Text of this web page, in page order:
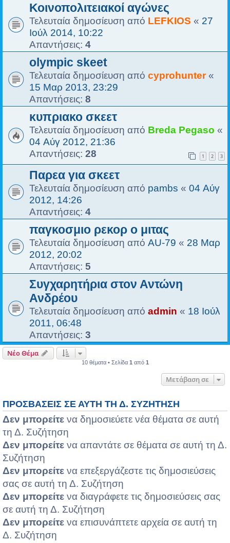
Κοινοπολιτειακοί αγώνες
Τελευταία δημοσίευση από LEFKIOS « 27
Ιούλ 2014, 10:22
Απαντήσεις: 4
olympic skeet
Τελευταία δημοσίευση από cyprohunter«
15 Μαρ 2013, 23:29
Απαντήσεις: 8
κυπριακο σκεετ
Τελευταία δημοσίευση από Breda Pegaso «
04 Αύγ 2012, 21:36
Απαντήσεις: 28 1 2 3
Παρεα για σκεετ
Τελευταία δημοσίευση από pambs « 04 Αύγ
2012, 14:26
Απαντήσεις: 4
παγκοσμιο ρεκορ ο μιτας
Τελευταία δημοσίευση από AU-79 « 28 Μαρ
2012, 20:02
Απαντήσεις: 5
Συγχαρητήρια στον Αντώνη
Ανδρέου
Τελευταία δημοσίευση από admin « 18 Ιούλ
2011, 06:48
Απαντήσεις: 3
Νέο Θέμα
10 θέματα • Σελίδα 1 από 1
Μετάβαση σε
ΠΡΟΣΒΆΣΕΙΣ ΣΕ ΑΥΤΉ ΤΗ Δ. ΣΥΖΉΤΗΣΗ
Δεν μπορείτε να δημοσιεύετε νέα θέματα σε αυτή
τη Δ. Συζήτηση
Δεν μπορείτε να απαντάτε σε θέματα σε αυτή τη Δ.
Συζήτηση
Δεν μπορείτε να επεξεργάζεστε τις δημοσιεύσεις
σας σε αυτή τη Δ. Συζήτηση
Δεν μπορείτε να διαγράφετε τις δημοσιεύσεις σας
σε αυτή τη Δ. Συζήτηση
Δεν μπορείτε να επισυνάπτετε αρχεία σε αυτή τη
Δ. Συζήτηση